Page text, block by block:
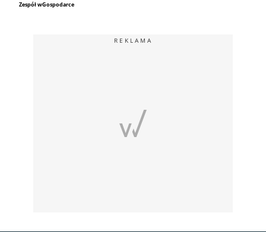
Zespół wGospodarce
REKLAMA